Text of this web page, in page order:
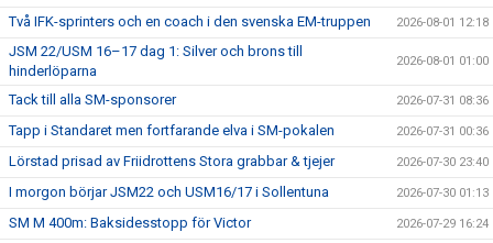
Två IFK-sprinters och en coach i den svenska EM-truppen 2026-08-01 12:18
JSM 22/USM 16–17 dag 1: Silver och brons till
hinderlöparna
2026-08-01 01:00
Tack till alla SM-sponsorer 2026-07-31 08:36
Tapp i Standaret men fortfarande elva i SM-pokalen 2026-07-31 00:36
Lörstad prisad av Friidrottens Stora grabbar & tjejer 2026-07-30 23:40
I morgon börjar JSM22 och USM16/17 i Sollentuna 2026-07-30 01:13
SM M 400m: Baksidesstopp för Victor 2026-07-29 16:24